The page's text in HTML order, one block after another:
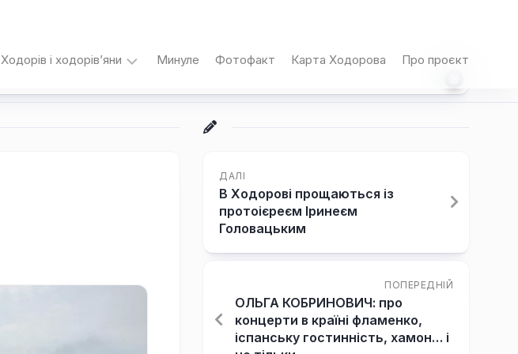
Ходорів і ходорів’яни
під
Думки
Минуле Фотофакт Карта Ходорова Про проєкт
ДАЛІ
В Ходорові прощаються із
протоієреєм Іринеєм
Головацьким
ПОПЕРЕДНІЙ
ОЛЬГА КОБРИНОВИЧ: про
концерти в країні фламенко,
іспанську гостинність, хамон… і